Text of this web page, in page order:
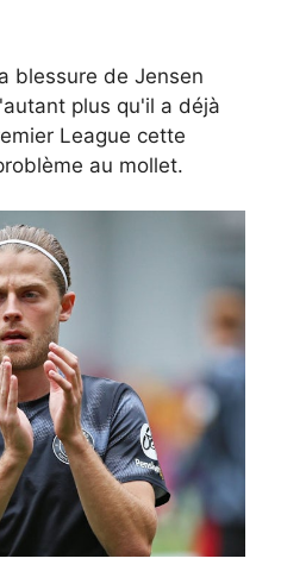
blessure de Jensen
plus qu'il a déjà
League cette
au mollet.